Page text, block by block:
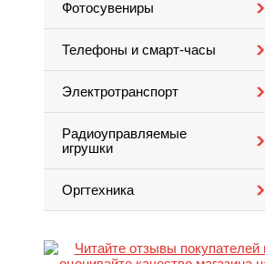
Фотосувениры
Телефоны и смарт-часы
Электротранспорт
Радиоуправляемые
игрушки
Оргтехника